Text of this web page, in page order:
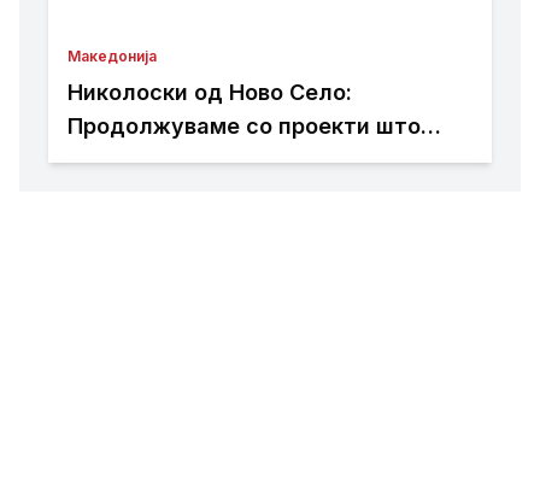
Македонија
Николоски од Ново Село:
Продолжуваме со проекти што
носат развој и подобар живот за